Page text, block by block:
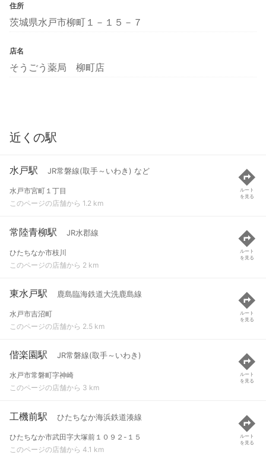
住所
茨城県水戸市柳町１－１５－７
店名
そうごう薬局 柳町店
近くの駅
水戸駅 JR常磐線(取手～いわき) など
水戸市宮町１丁目
このページの店舗から 1.2 km
ルート
を見る
常陸青柳駅 JR水郡線
ひたちなか市枝川
このページの店舗から 2 km
ルート
を見る
東水戸駅 鹿島臨海鉄道大洗鹿島線
水戸市吉沼町
このページの店舗から 2.5 km
ルート
を見る
偕楽園駅 JR常磐線(取手～いわき)
水戸市常磐町字神崎
このページの店舗から 3 km
ルート
を見る
工機前駅 ひたちなか海浜鉄道湊線
ひたちなか市武田字大塚前１０９２-１５
このページの店舗から 4.1 km
ルート
を見る